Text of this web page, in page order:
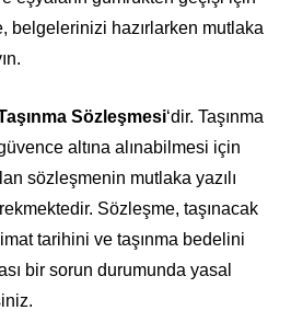
belgelerinizi hazırlarken mutlaka
Sözleşmesi‘dir. Taşınma
altına alınabilmesi için
sözleşmenin mutlaka yazılı
Sözleşme, taşınacak
tarihini ve taşınma bedelini
bir sorun durumunda yasal